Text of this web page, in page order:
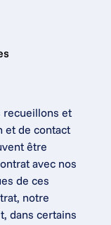
recueillons et
et de contact
être
avec nos
de ces
notre
dans certains